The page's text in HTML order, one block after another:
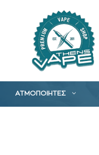
περιεχόμενο
ΑΤΜΟΠΟΙΗΤΕΣ